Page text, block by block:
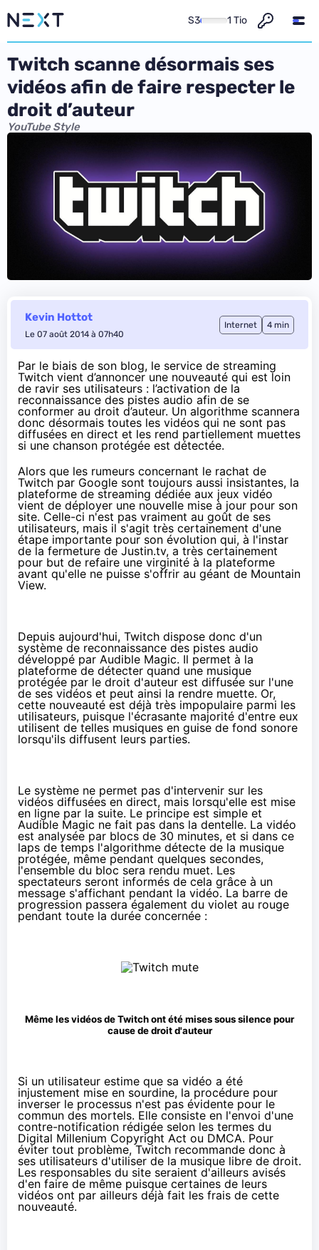
S3 1 Tio
Twitch scanne désormais ses
vidéos afin de faire respecter le
droit d’auteur
YouTube Style
Kevin Hottot
Le 07 août 2014 à 07h40
Internet 4 min
Par le biais de son blog, le service de streaming
Twitch vient d’annoncer une nouveauté qui est loin
de ravir ses utilisateurs : l’activation de la
reconnaissance des pistes audio afin de se
conformer au droit d’auteur. Un algorithme scannera
donc désormais toutes les vidéos qui ne sont pas
diffusées en direct et les rend partiellement muettes
si une chanson protégée est détectée.
Alors que les rumeurs concernant le rachat de
Twitch par Google sont toujours aussi insistantes, la
plateforme de streaming dédiée aux jeux vidéo
vient de déployer une nouvelle mise à jour pour son
site. Celle-ci n'est pas vraiment au goût de ses
utilisateurs, mais il s'agit très certainement d'une
étape importante pour son évolution qui, à l'instar
de la fermeture de Justin.tv, a très certainement
pour but de refaire une virginité à la plateforme
avant qu'elle ne puisse s'offrir au géant de Mountain
View.
Depuis aujourd'hui, Twitch dispose donc d'un
système de reconnaissance des pistes audio
développé par Audible Magic. Il permet à la
plateforme de détecter quand une musique
protégée par le droit d'auteur est diffusée sur l'une
de ses vidéos et peut ainsi la rendre muette. Or,
cette nouveauté est déjà très impopulaire parmi les
utilisateurs, puisque l'écrasante majorité d'entre eux
utilisent de telles musiques en guise de fond sonore
lorsqu'ils diffusent leurs parties.
Le système ne permet pas d'intervenir sur les
vidéos diffusées en direct, mais lorsqu'elle est mise
en ligne par la suite. Le principe est simple et
Audible Magic ne fait pas dans la dentelle. La vidéo
est analysée par blocs de 30 minutes, et si dans ce
laps de temps l'algorithme détecte de la musique
protégée, même pendant quelques secondes,
l'ensemble du bloc sera rendu muet. Les
spectateurs seront informés de cela grâce à un
message s'affichant pendant la vidéo. La barre de
progression passera également du violet au rouge
pendant toute la durée concernée :
Même les vidéos de Twitch ont été mises sous silence pour
cause de droit d'auteur
Si un utilisateur estime que sa vidéo a été
injustement mise en sourdine, la procédure pour
inverser le processus n'est pas évidente pour le
commun des mortels. Elle consiste en l'envoi d'une
contre-notification rédigée selon les termes du
Digital Millenium Copyright Act ou DMCA. Pour
éviter tout problème, Twitch recommande donc à
ses utilisateurs d'utiliser de la musique libre de droit.
Les responsables du site seraient d'ailleurs avisés
d'en faire de même puisque certaines de leurs
vidéos ont par ailleurs déjà fait les frais de cette
nouveauté.